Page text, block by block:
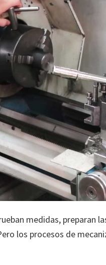
medidas, preparan
los procesos de